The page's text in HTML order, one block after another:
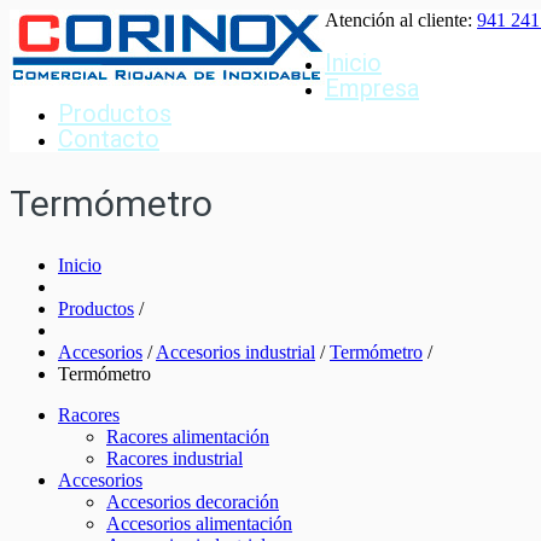
Atención al cliente: 941
Inicio
Empresa
Productos
Contacto
Termómetro
Inicio
Productos /
Accesorios /Accesorios industrial /Termómetro /
Termómetro
Racores
Racores alimentación
Racores industrial
Accesorios
Accesorios decoración
Accesorios alimentación